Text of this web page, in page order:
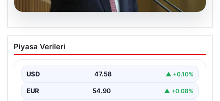
05.08.2026
Kılıçdaroğlu: Hesap sormaktan ve
vermekten çekinmeyiz
başlangıcını ilan eden Cumhuriyet Halk Partisi (CHP)
Genel…
Piyasa Verileri
USD 47.58 ▲ +0.10%
EUR 54.90 ▲ +0.08%